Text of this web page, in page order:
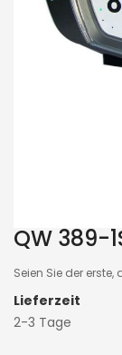
Skip
the
beginning
of
QW 389-
Seien Sie der erste,
Lieferzeit
2-3 Tage